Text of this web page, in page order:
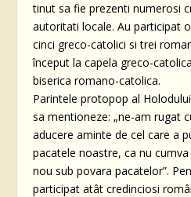
tinut sa fie prezenti numerosi
autoritati locale. Au participat
cinci greco-catolici si trei
început la capela greco-
biserica romano-catolica.
Parintele protopop al
sa mentioneze: „ne-am rugat
aducere aminte de cel care a
pacatele noastre, ca nu
nou sub povara pacatelor”.
participat atât credinciosi